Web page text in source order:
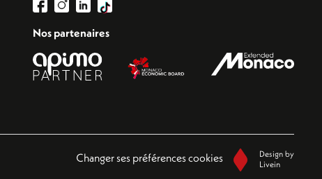
Nos partenaires
Changer ses préférences cookies
Design by
Livein